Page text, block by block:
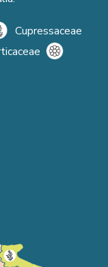
Cupressaceae